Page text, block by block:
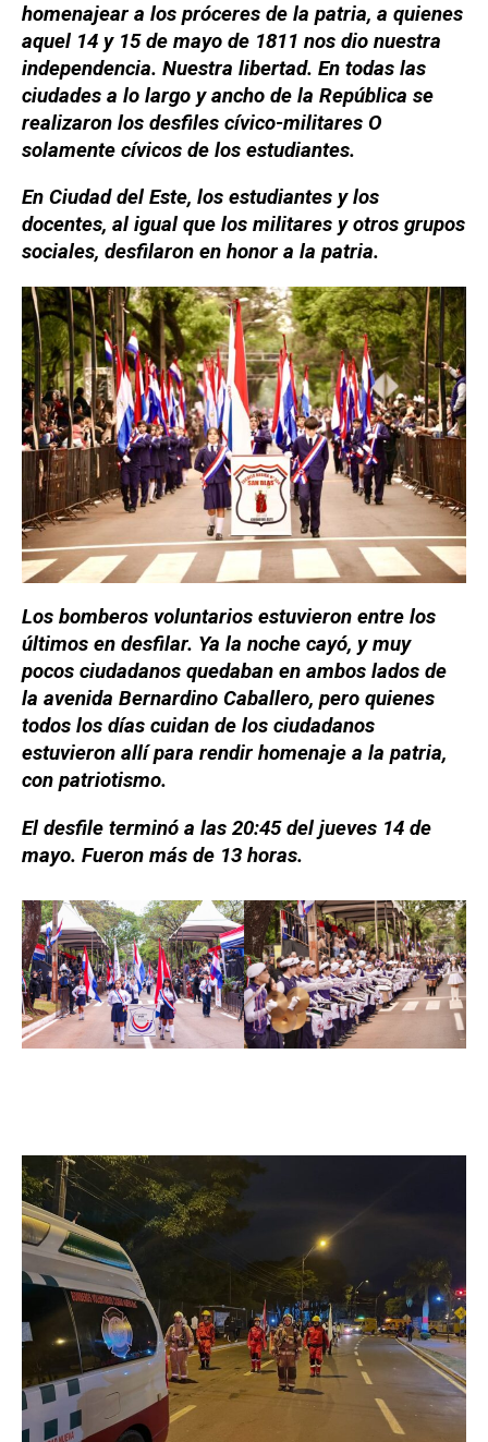
homenajear a los próceres de la patria, a quienes
aquel 14 y 15 de mayo de 1811 nos dio nuestra
independencia. Nuestra libertad. En todas las
ciudades a lo largo y ancho de la República se
realizaron los desfiles cívico-militares O
solamente cívicos de los estudiantes.
En Ciudad del Este, los estudiantes y los
docentes, al igual que los militares y otros grupos
sociales, desfilaron en honor a la patria.
Los bomberos voluntarios estuvieron entre los
últimos en desfilar. Ya la noche cayó, y muy
pocos ciudadanos quedaban en ambos lados de
la avenida Bernardino Caballero, pero quienes
todos los días cuidan de los ciudadanos
estuvieron allí para rendir homenaje a la patria,
con patriotismo.
El desfile terminó a las 20:45 del jueves 14 de
mayo. Fueron más de 13 horas.